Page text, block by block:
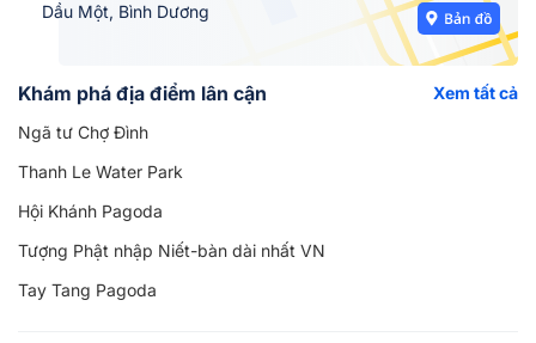
Dầu Một, Bình Dương
Khám phá địa điểm lân cận
Xem tất cả
Ngã tư Chợ Đình
Thanh Le Water Park
Hội Khánh Pagoda
Tượng Phật nhập Niết-bàn dài nhất VN
Tay Tang Pagoda